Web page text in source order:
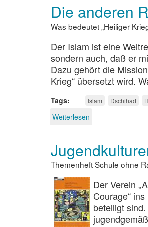
Muslim
ist
ein
Die anderen
Was bedeutet „Heiliger
Der Islam ist eine
sondern auch, daß er
Dazu gehört die
Krieg“ übersetzt wird.
Tags Islam Dschihad
Weiterlesen
Religionen
und
der
Themenheft Schule ohne
Der Verein
Courage“
beteiligt